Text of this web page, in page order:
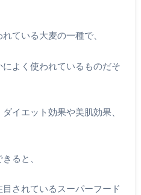
ている大麦の一種で、
よく使われているものだそ
イエット効果や美肌効果、
ると、
されているスーパーフード